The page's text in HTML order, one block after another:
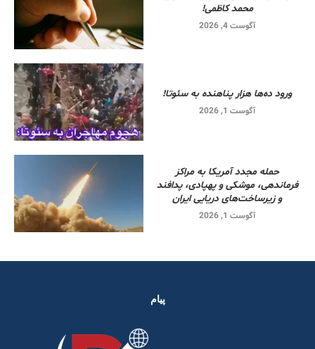
محمد کاظمی!
آگوست 4, 2026
ورود ده‌ها هزار پناهنده به سئوتا!
آگوست 1, 2026
حمله مجدد آمریکا به مراکز
فرماندهی، موشکی و پهپادی، پدافند
و زیرساخت‌های دریایی ایران
آگوست 1, 2026
پیام